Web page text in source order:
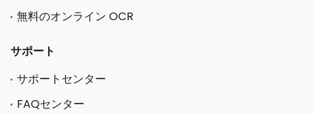
無料のオンライン OCR
サポート
サポートセンター
FAQセンター